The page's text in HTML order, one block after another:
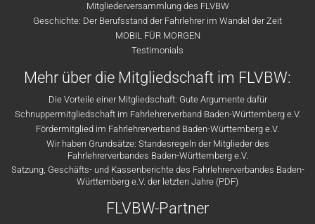
Mitgliederversammlung des FLVBW
Geschichte: Der Berufsstand der Fahrlehrer im Wandel der Zeit
MOBIL FÜR MORGEN
Testimonials
Mehr über die Mitgliedschaft im FLVBW:
Die Vorteile einer Mitgliedschaft: Gute Argumente dafür
Schnuppermitgliedschaft im Fahrlehrerverband Baden-Württemberg e.V.
Fördermitglied im Fahrlehrerverband Baden-Württemberg e.V.
Wir haben Grundsätze: Standesregeln der Mitglieder des
Fahrlehrerverbandes Baden-Württemberg e.V.
Satzung, Geschäfts- und Kassenberichte des Fahrlehrerverbandes Baden-
Württemberg e.V. der letzten Jahre (PDF)
FLVBW-Partner